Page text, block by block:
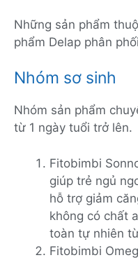
Những sản phẩm
phẩm Delap phân
Nhóm sơ sinh
Nhóm sản phẩm
từ 1 ngày tuổi trở lên.
Fitobimbi
giúp trẻ ngủ
hỗ trợ giảm
không có chất
toàn tự nhiên
Fitobimbi